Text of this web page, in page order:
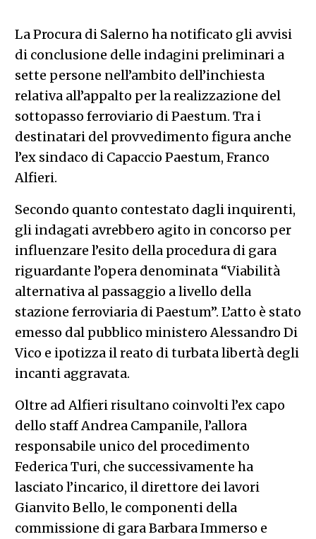
La Procura di Salerno ha notificato gli avvisi
di conclusione delle indagini preliminari a
sette persone nell’ambito dell’inchiesta
relativa all’appalto per la realizzazione del
sottopasso ferroviario di Paestum. Tra i
destinatari del provvedimento figura anche
l’ex sindaco di Capaccio Paestum, Franco
Alfieri.
Secondo quanto contestato dagli inquirenti,
gli indagati avrebbero agito in concorso per
influenzare l’esito della procedura di gara
riguardante l’opera denominata “Viabilità
alternativa al passaggio a livello della
stazione ferroviaria di Paestum”. L’atto è stato
emesso dal pubblico ministero Alessandro Di
Vico e ipotizza il reato di turbata libertà degli
incanti aggravata.
Oltre ad Alfieri risultano coinvolti l’ex capo
dello staff Andrea Campanile, l’allora
responsabile unico del procedimento
Federica Turi, che successivamente ha
lasciato l’incarico, il direttore dei lavori
Gianvito Bello, le componenti della
commissione di gara Barbara Immerso e